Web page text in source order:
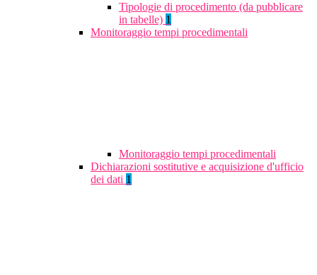
Tipologie di procedimento (da pubblicare
in tabelle) 1
Monitoraggio tempi procedimentali
Monitoraggio tempi procedimentali
Dichiarazioni sostitutive e acquisizione d'ufficio
dei dati 1